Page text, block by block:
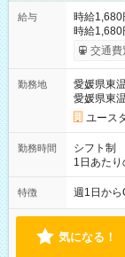
給与
時給1,680
時給1,680
考慮して決定します 【収入例
間×4回=5万3,760円 週3回勤
月 ※ 雇用
用形態：
交通費
勤務地
愛媛県東
愛媛県東
ユース
勤務時間
シフト制
1日あた
00 ※週1日～OK ／ 夜勤専従 ＊＊ 勤務時間例 ＊＊ ■22時か
ら翌7時 ■23
ます。 ※
特徴 週1日から
気になる！